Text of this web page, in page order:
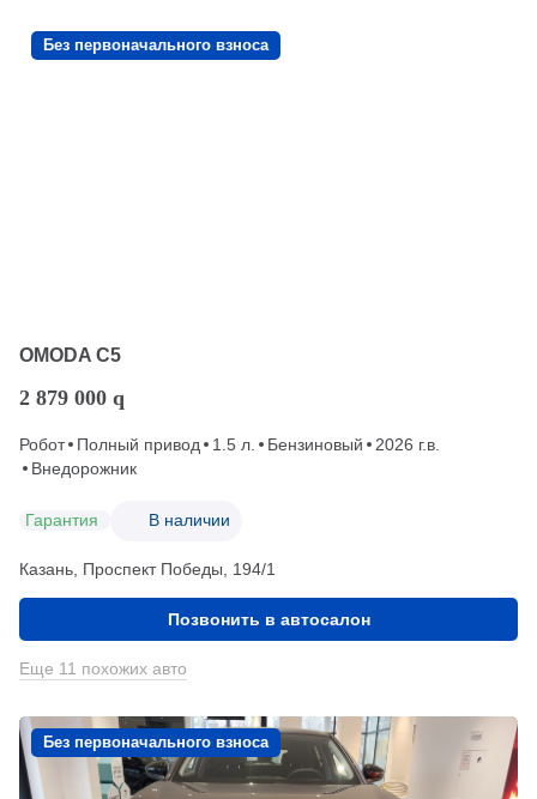
Без первоначального взноса
OMODA C5
2 879 000 q
Робот Полный привод 1.5 л. Бензиновый
2026 г.в.
Внедорожник
Гарантия В наличии
Казань, Проспект Победы, 194/1
Позвонить в автосалон
Еще 11 похожих авто
Без первоначального взноса